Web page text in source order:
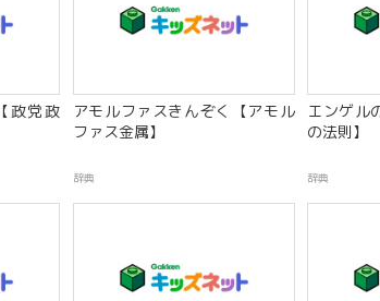
政党政
アモルファスきんぞく【アモル
ファス金属】
辞典
エンゲル
の法則】
辞典